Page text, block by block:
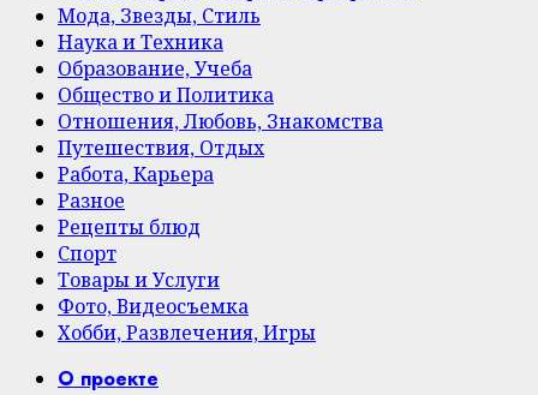
Мода, Звезды, Стиль
Наука и Техника
Образование, Учеба
Общество и Политика
Отношения, Любовь, Знакомства
Путешествия, Отдых
Работа, Карьера
Разное
Рецепты блюд
Спорт
Товары и Услуги
Фото, Видеосъемка
Хобби, Развлечения, Игры
PrimaryО проекте